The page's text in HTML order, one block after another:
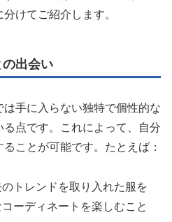
けてご紹介します。
出会い
手に入らない独特で個性的な
点です。これによって、自分
ことが可能です。たとえば：
トレンドを取り入れた服を
ーディネートを楽しむこと